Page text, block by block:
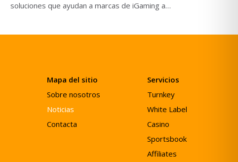
soluciones que ayudan a marcas de iGaming a
Mapa del sitio
Sobre nosotros
Noticias
Contacta
Servicios
Turnkey
White Label
Casino
Sportsbook
Affiliates